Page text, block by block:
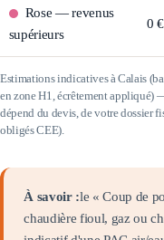
Rose —revenus
supérieurs
0 €
Estimations indicatives àCalais
en zoneH1, écrêtement appliqué)
dépend du devis, de votre dossier
obligés CEE).
À savoir :le « Coup de
chaudière fioul, gaz ou